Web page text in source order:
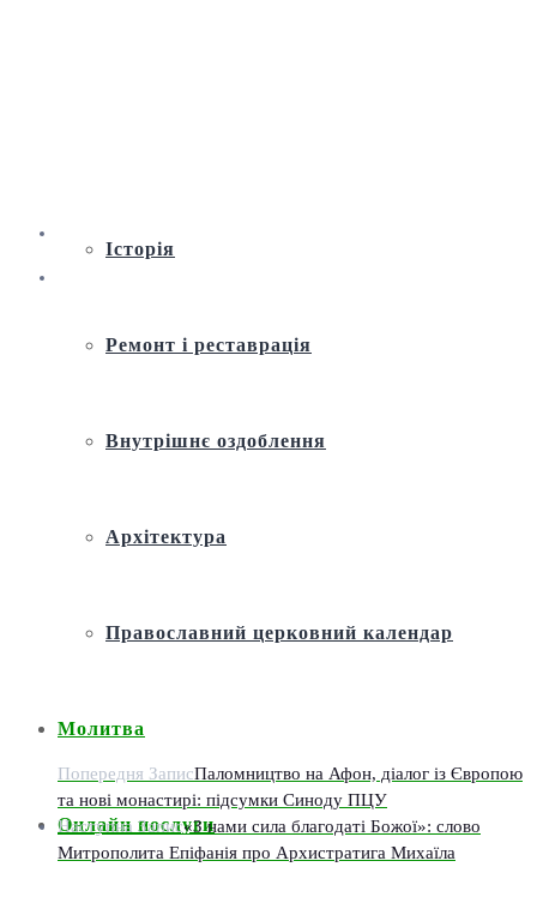
Історія
Ремонт і реставрація
Внутрішнє оздоблення
Архітектура
Православний церковний календар
Молитва
Онлайн послуги
Попередня ЗаписПаломництво на Афон, діалог із Європою
та нові монастирі: підсумки Синоду ПЦУ
Наступна Запис«З нами сила благодаті Божої»: слово
Митрополита Епіфанія про Архистратига Михаїла